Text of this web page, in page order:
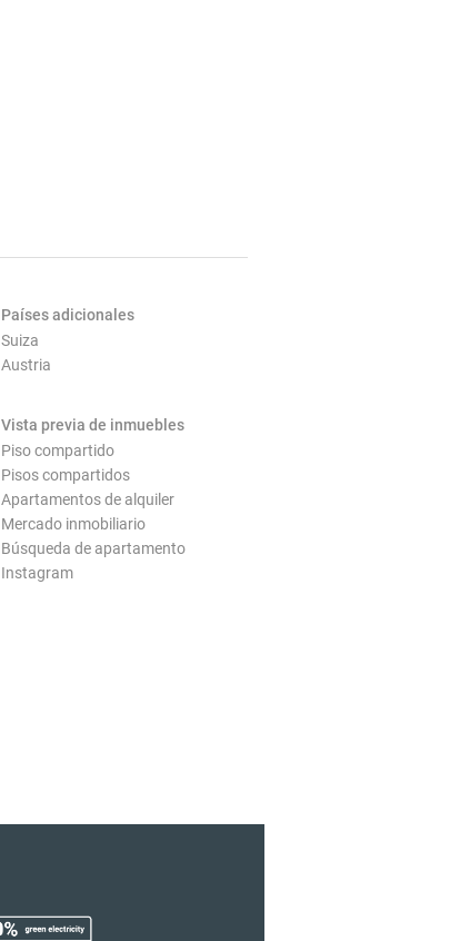
Países adicionales
Suiza
Austria
Vista previa de inmuebles
Piso compartido
Pisos compartidos
Apartamentos de alquiler
Mercado inmobiliario
Búsqueda de apartamento
Instagram